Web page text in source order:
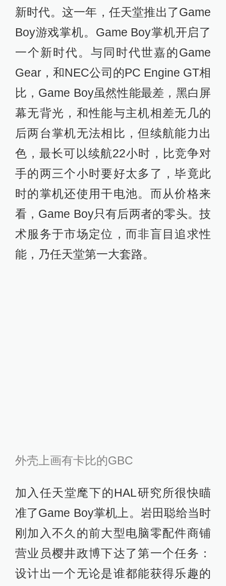
新时代。这一年，任天堂推出了Game
Boy游戏掌机。Game Boy掌机开启了
一个新时代。与同时代世嘉的Game
Gear，和NEC公司的PC Engine GT相
比，Game Boy虽然性能最差，黑白屏
幕无背光，和性能与主机相差无几的
后两台掌机无法相比，但续航能力出
色，最长可以续航22小时，比竞争对
手的两三个小时要好太多了，毕竟此
时的掌机还使用干电池。而从价格来
看，Game Boy只有后两者的零头。技
术服务于市场定位，而非盲目追求性
能，乃任天堂第一大套路。
外壳上画有卡比的GBC
加入任天堂麾下的HAL研究所很快瞄
准了Game Boy掌机上。岩田聪给当时
刚加入不久的前大型电脑零配件商铺
营业员樱井政博下达了第一个任务：
设计出一个无论是谁都能获得乐趣的